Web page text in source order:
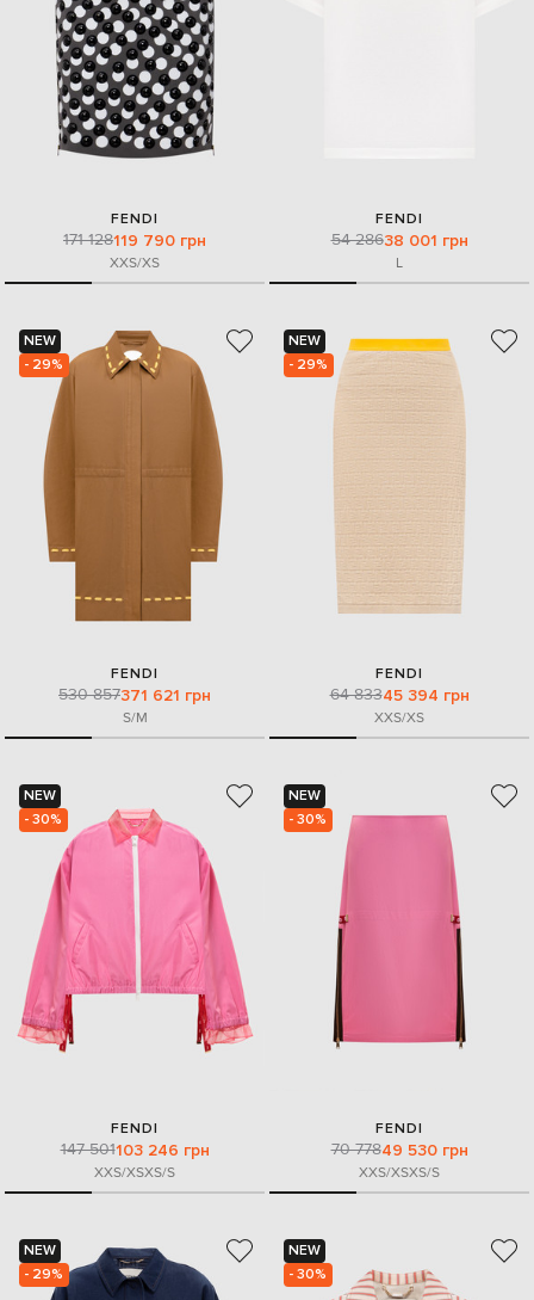
FENDI
171 128119 790 грн
XXS/XS
FENDI
54 28638 001 грн
L
NEW
- 29%
FENDI
530 857371 621 грн
S/M
NEW
- 29%
FENDI
64 83345 394 грн
XXS/XS
NEW
- 30%
FENDI
147 501103 246 грн
XXS/XSXS/S
NEW
- 30%
FENDI
70 77849 530 грн
XXS/XSXS/S
NEW
- 29%
NEW
- 30%